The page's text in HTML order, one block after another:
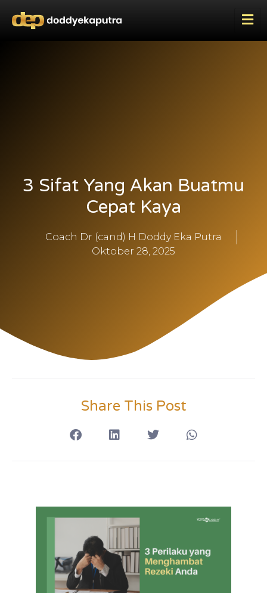
3 Sifat Yang Akan Buatmu
Cepat Kaya
Coach Dr (cand) H Doddy Eka Putra
Oktober 28, 2025
Share This Post